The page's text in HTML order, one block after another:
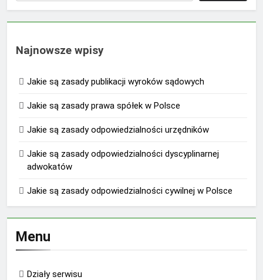
Najnowsze wpisy
Jakie są zasady publikacji wyroków sądowych
Jakie są zasady prawa spółek w Polsce
Jakie są zasady odpowiedzialności urzędników
Jakie są zasady odpowiedzialności dyscyplinarnej
adwokatów
Jakie są zasady odpowiedzialności cywilnej w Polsce
Menu
Działy serwisu